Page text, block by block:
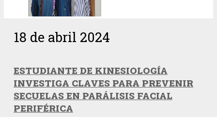
18 de abril 2024
ESTUDIANTE DE KINESIOLOGÍA
INVESTIGA CLAVES PARA PREVENIR
SECUELAS EN PARÁLISIS FACIAL
PERIFÉRICA